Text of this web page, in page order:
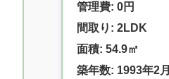
管理費: 0円
間取り: 2LDK
面積: 54.9㎡
築年数: 1993年2月